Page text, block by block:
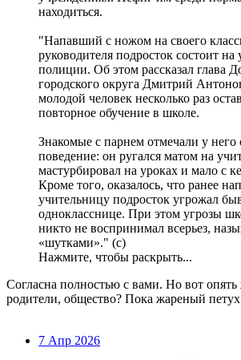
находиться.
"Напавший с ножом на своего
руководителя подросток состоит на
полиции. Об этом рассказал глава
городского округа Дмитрий
молодой человек несколько раз
повторное обучение в школе.
Знакомые с парнем отмечали у него
поведение: он ругался матом на
мастурбировал на уроках и мало с
Кроме того, оказалось, что ранее
учительницу подросток угрожал
однокласснице. При этом угрозы
никто не воспринимал всерьез,
«шутками»." (с)
Нажмите, чтобы раскрыть...
Согласна полностью с вами. Но вот
родители, общество? Пока жареный
7 Апр 2026